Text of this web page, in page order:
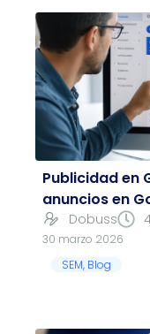
Publicidad en
anuncios en
Dobuss
30 marzo 2026
SEM, Blog